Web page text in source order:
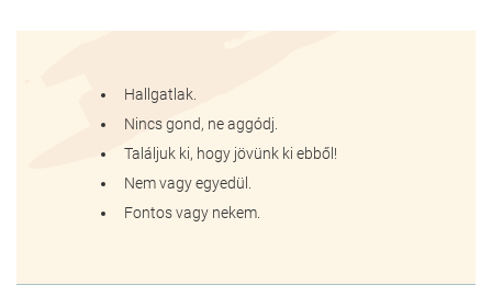
Hallgatlak.
Nincs gond, ne aggódj.
Találjuk ki, hogy jövünk ki ebből!
Nem vagy egyedül.
Fontos vagy nekem.